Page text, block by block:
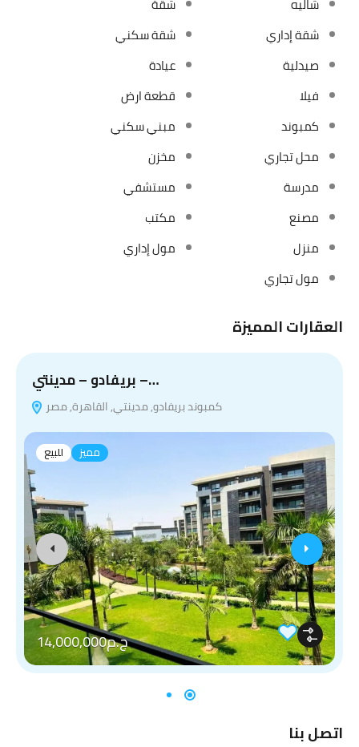
شقة إداري
شقة سكني
صيدلية
عيادة
فيلا
قطعة ارض
كمبوند
مبني سكني
محل تجاري
مخزن
مدرسة
مستشفي
مصنع
مكتب
منزل
مول إداري
مول تجاري
العقارات المميزة
بريفادو – مدينتي –…
كمبوند بريفادو, مدينتي, القاهرة, مصر
للبيع مميز
ج.م14,000,000
اتصل بنا